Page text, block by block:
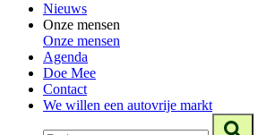
Nieuws
Onze mensen
Onze mensen
Agenda
Doe Mee
Contact
We willen een autovrije markt